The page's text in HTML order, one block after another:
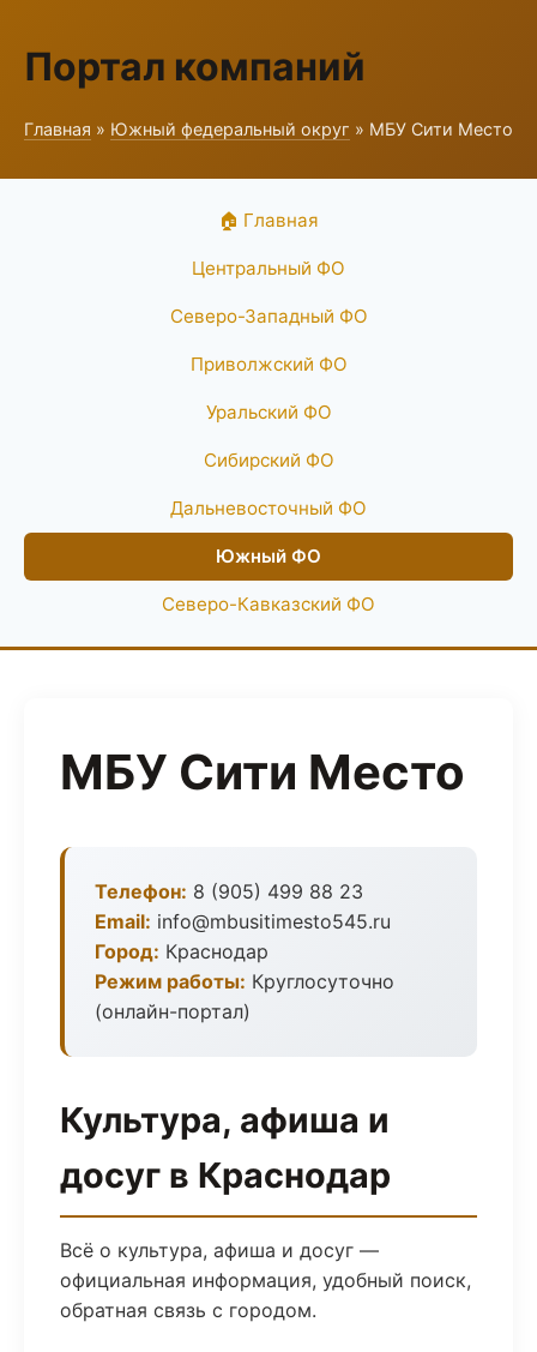
Портал компаний
Главная » Южный федеральный округ » МБУ Сити Место
🏠 Главная
Центральный ФО
Северо-Западный ФО
Приволжский ФО
Уральский ФО
Сибирский ФО
Дальневосточный ФО
Южный ФО
Северо-Кавказский ФО
МБУ Сити Место
Телефон: 8 (905) 499 88 23
Email: info@mbusitimesto545.ru
Город: Краснодар
Режим работы: Круглосуточно
(онлайн-портал)
Культура, афиша и
досуг в Краснодар
Всё о культура, афиша и досуг —
официальная информация, удобный поиск,
обратная связь с городом.